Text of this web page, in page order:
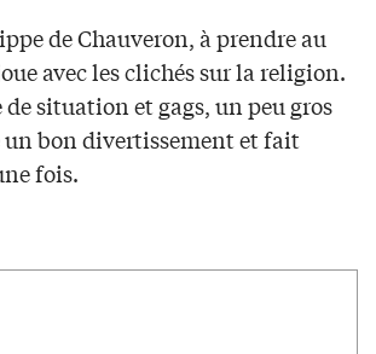
de Chauveron, à prendre au
avec les clichés sur la religion.
situation et gags, un peu gros
bon divertissement et fait
fois.